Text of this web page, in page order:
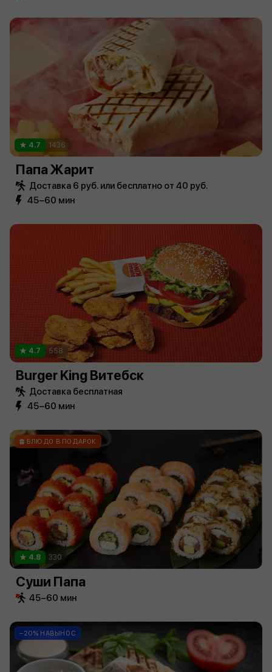
4.7 1436
Папа Жарит
Доставка 6 руб. или бесплатно от 40 руб.
45−60 мин
4.7 558
Burger King Витебск
Доставка бесплатная
45−60 мин
БЛЮДО В ПОДАРОК
4.8 330
Суши Папа
45−60 мин
−20% НАВЫНОС